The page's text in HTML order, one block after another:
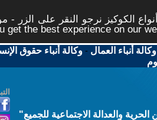
الكوكيز نرجو النقر على الزر -
get the best experience on our
وكالة أنباء العمال -وكالة أنباء حقوق
والعدالة الاجتماعية للجميع"